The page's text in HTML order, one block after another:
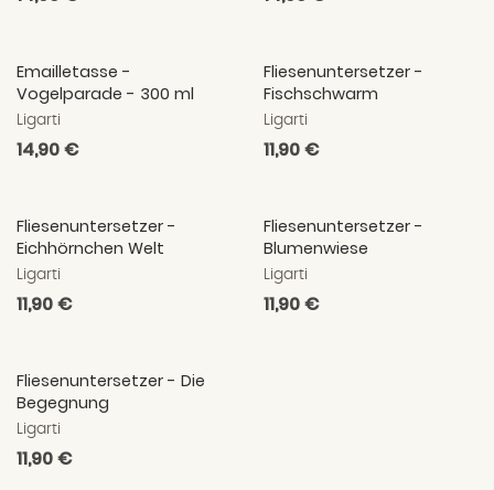
Emailletasse -
Vogelparade - 300 ml
Ligarti
Normaler
14,90 €
Fliesenuntersetzer -
Fischschwarm
Ligarti
Normaler
11,90 €
Fliesenuntersetzer -
Eichhörnchen Welt
Ligarti
Normaler
11,90 €
Fliesenuntersetzer -
Blumenwiese
Ligarti
Normaler
11,90 €
Fliesenuntersetzer - Die
Begegnung
Ligarti
Normaler
11,90 €